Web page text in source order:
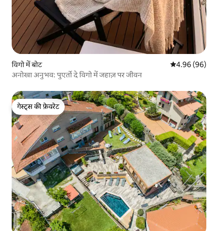
विगो में बोट औसत रेटिंग 5 में
4.96 (96)
अनोखा अनुभव: पुएर्तो दे विगो में जहाज़ पर जीवन
गेस्ट्स की फ़ेवरेट
गेस्ट्स की फ़ेवरेट